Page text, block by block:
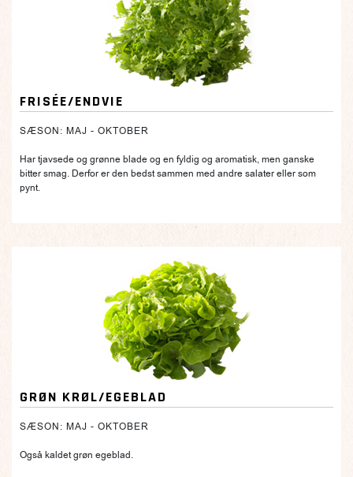
FRISÉE/ENDVIE
SÆSON: MAJ - OKTOBER
Har tjavsede og grønne blade og en fyldig og aromatisk, men ganske
bitter smag. Derfor er den bedst sammen med andre salater eller som
pynt.
GRØN KRØL/EGEBLAD
SÆSON: MAJ - OKTOBER
Også kaldet grøn egeblad.